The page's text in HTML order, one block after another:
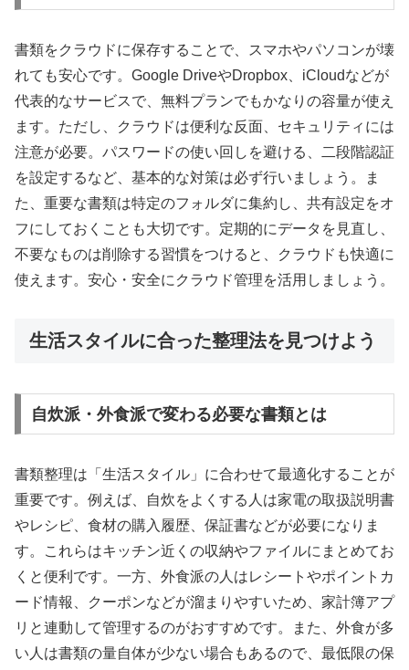
書類をクラウドに保存することで、スマホやパソコンが壊
れても安心です。Google DriveやDropbox、iCloudなどが
代表的なサービスで、無料プランでもかなりの容量が使え
ます。ただし、クラウドは便利な反面、セキュリティには
注意が必要。パスワードの使い回しを避ける、二段階認証
を設定するなど、基本的な対策は必ず行いましょう。ま
た、重要な書類は特定のフォルダに集約し、共有設定をオ
フにしておくことも大切です。定期的にデータを見直し、
不要なものは削除する習慣をつけると、クラウドも快適に
使えます。安心・安全にクラウド管理を活用しましょう。
生活スタイルに合った整理法を見つけよう
自炊派・外食派で変わる必要な書類とは
書類整理は「生活スタイル」に合わせて最適化することが
重要です。例えば、自炊をよくする人は家電の取扱説明書
やレシピ、食材の購入履歴、保証書などが必要になりま
す。これらはキッチン近くの収納やファイルにまとめてお
くと便利です。一方、外食派の人はレシートやポイントカ
ード情報、クーポンなどが溜まりやすいため、家計簿アプ
リと連動して管理するのがおすすめです。また、外食が多
い人は書類の量自体が少ない場合もあるので、最低限の保